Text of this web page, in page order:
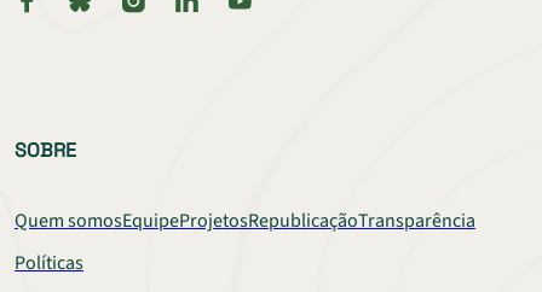
SOBRE
Quem somosEquipeProjetosRepublicaçãoTransparência
Políticas